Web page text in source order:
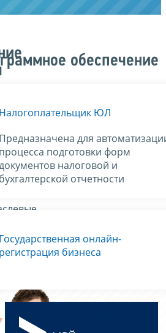
налоги
обеспечение
Налогоплательщик ЮЛ
Предназначена для
процесса подготовки форм
налоговой и
бухгалтерской отчетности
Государственная онлайн-
регистрация бизнеса